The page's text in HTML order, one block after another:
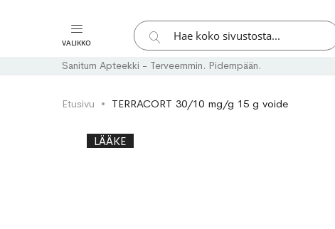
VALIKKO
Hae
Hae
Sanitum Apteekki - Terveemmin. Pidempään.
Etusivu TERRACORT 30/10 mg/g 15 g voide
Skip
Skip
LÄÄKE